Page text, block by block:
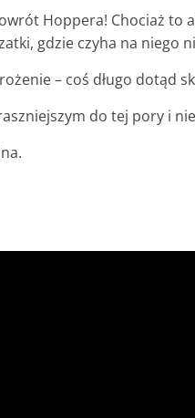
Hoppera! Chociaż
gdzie czyha na niego
– coś długo dotąd
do tej pory i